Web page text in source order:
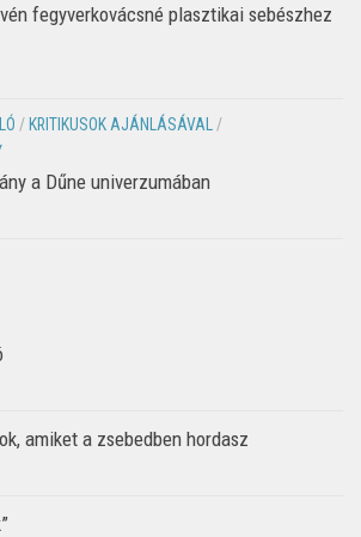
fegyverkovácsné plasztikai sebészhez
/ KRITIKUSOK AJÁNLÁSÁVAL
/
a Dűne univerzumában
amiket a zsebedben hordasz